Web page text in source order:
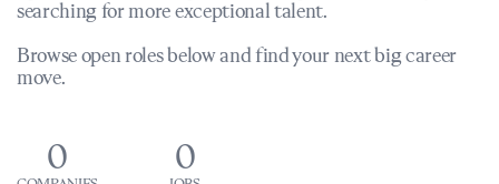
searching for more exceptional talent.
Browse open roles below and find your next big career
move.
0 0